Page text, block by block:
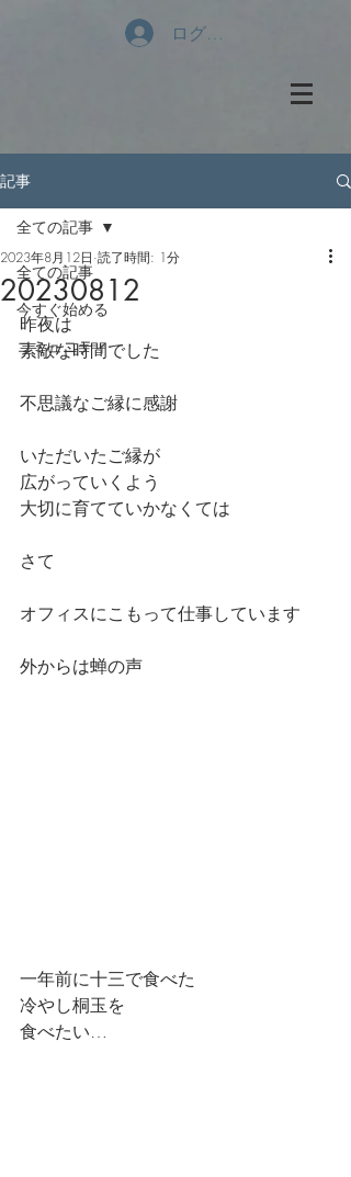
ログイン
記事
全ての記事
今すぐ始める
コミュニティ
全ての記事
20230812
2023年8月12日 読了時間: 1分
昨夜は
素敵な時間でした
不思議なご縁に感謝
いただいたご縁が
広がっていくよう
大切に育てていかなくては
さて
オフィスにこもって仕事しています
外からは蝉の声
一年前に十三で食べた
冷やし桐玉を
食べたい…